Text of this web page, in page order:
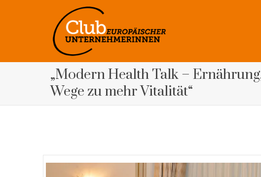
„Modern Health Talk –
Wege zu mehr Vitalität“